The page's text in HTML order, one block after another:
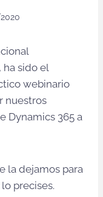
ha sido el
webinario
nuestros
Dynamics 365 a
la dejamos para
precises.